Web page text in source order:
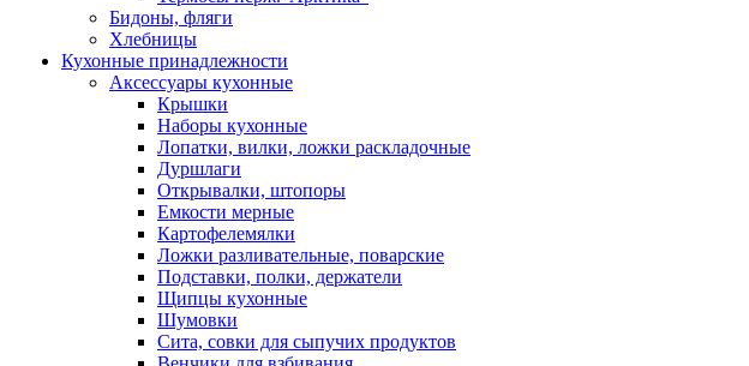
Бидоны, фляги
Хлебницы
Кухонные принадлежности
Аксессуары кухонные
Крышки
Наборы кухонные
Лопатки, вилки, ложки раскладочные
Дуршлаги
Открывалки, штопоры
Емкости мерные
Картофелемялки
Ложки разливательные, поварские
Подставки, полки, держатели
Щипцы кухонные
Шумовки
Сита, совки для сыпучих продуктов